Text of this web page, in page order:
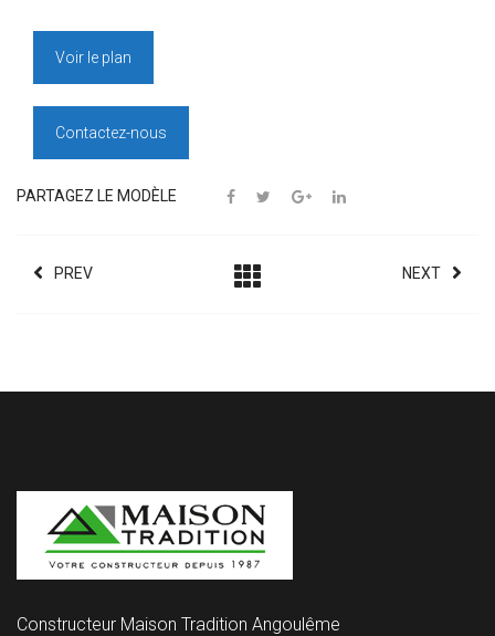
Voir le plan
Contactez-nous
PARTAGEZ LE MODÈLE
PREV NEXT
Constructeur Maison Tradition Angoulême